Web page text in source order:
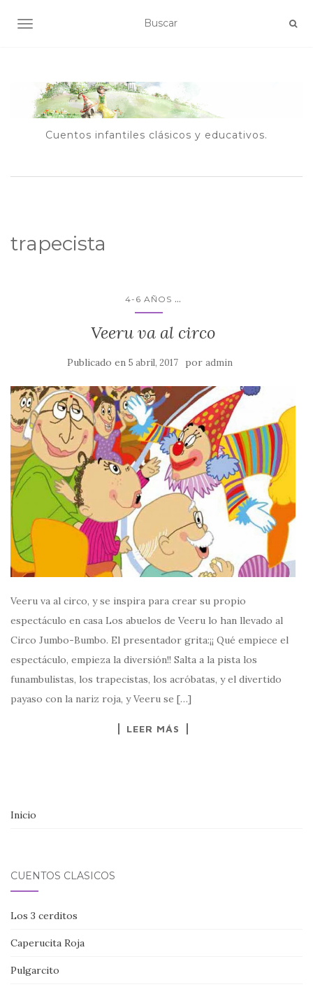
ALTERNAR NAVEGACIÓN
Cuentos infantiles clásicos y educativos.
trapecista
4-6 AÑOS ...
Veeru va al circo
Publicado en 5 abril, 2017 por admin
Veeru va al circo, y se inspira para crear su propio
espectáculo en casa Los abuelos de Veeru lo han llevado al
Circo Jumbo-Bumbo. El presentador grita:¡¡ Qué empiece el
espectáculo, empieza la diversión!! Salta a la pista los
funambulistas, los trapecistas, los acróbatas, y el divertido
payaso con la nariz roja, y Veeru se […]
LEER MÁS
Inicio
CUENTOS CLÁSICOS
Los 3 cerditos
Caperucita Roja
Pulgarcito